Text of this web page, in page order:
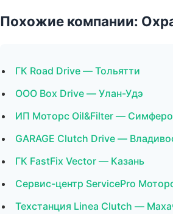
Похожие компании:
ГК Road Drive — Тольятти
ООО Box Drive — Улан-Удэ
ИП Моторс Oil&Filter —
GARAGE Clutch Drive —
ГК FastFix Vector — Казань
Сервис-центр ServicePro
Техстанция Linea Clutch —